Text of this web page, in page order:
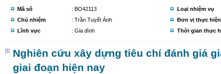
Mã số
: BO42113
Chủ nhiệm
: Trần Tuyết Ánh
Lĩnh vực
: Gia đình
Loại nhiệm vụ
Đơn vị thực hiện
Thời gian thực
Nghiên cứu xây dựng tiêu chí đánh giá
giai đoạn hiện nay